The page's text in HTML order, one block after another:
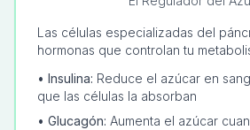
Las células especializadas del
hormonas que controlan tu
• Insulina: Reduce el azúcar en
que las células la absorban
• Glucagón: Aumenta el azúcar